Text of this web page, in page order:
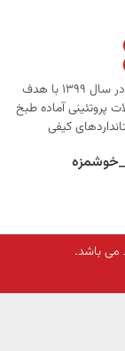
آمویی مارکت در سال 1399 با هدف
پروتئینی آماده طبخ
کیفی
می باشد.